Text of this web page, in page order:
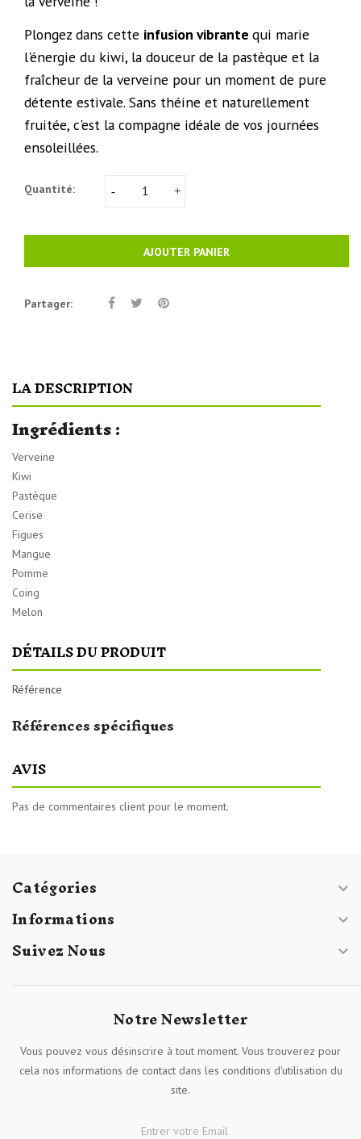
Plongez dans cette infusion vibrante qui marie
l'énergie du kiwi, la douceur de la pastèque et la
fraîcheur de la verveine pour un moment de pure
détente estivale. Sans théine et naturellement
fruitée, c'est la compagne idéale de vos journées
ensoleillées.
Quantité:
AJOUTER PANIER
Partager:
LA DESCRIPTION
Ingrédients:
Verveine
Kiwi
Pastèque
Cerise
Figues
Mangue
Pomme
Coing
Melon
DÉTAILS DU PRODUIT
Référence
Références spécifiques
AVIS
Pas de commentaires client pour le moment.
Catégories 
Informations 
Suivez Nous 
Notre Newsletter
Vous pouvez vous désinscrire à tout moment. Vous trouverez pour
cela nos informations de contact dans les conditions d'utilisation du
site.